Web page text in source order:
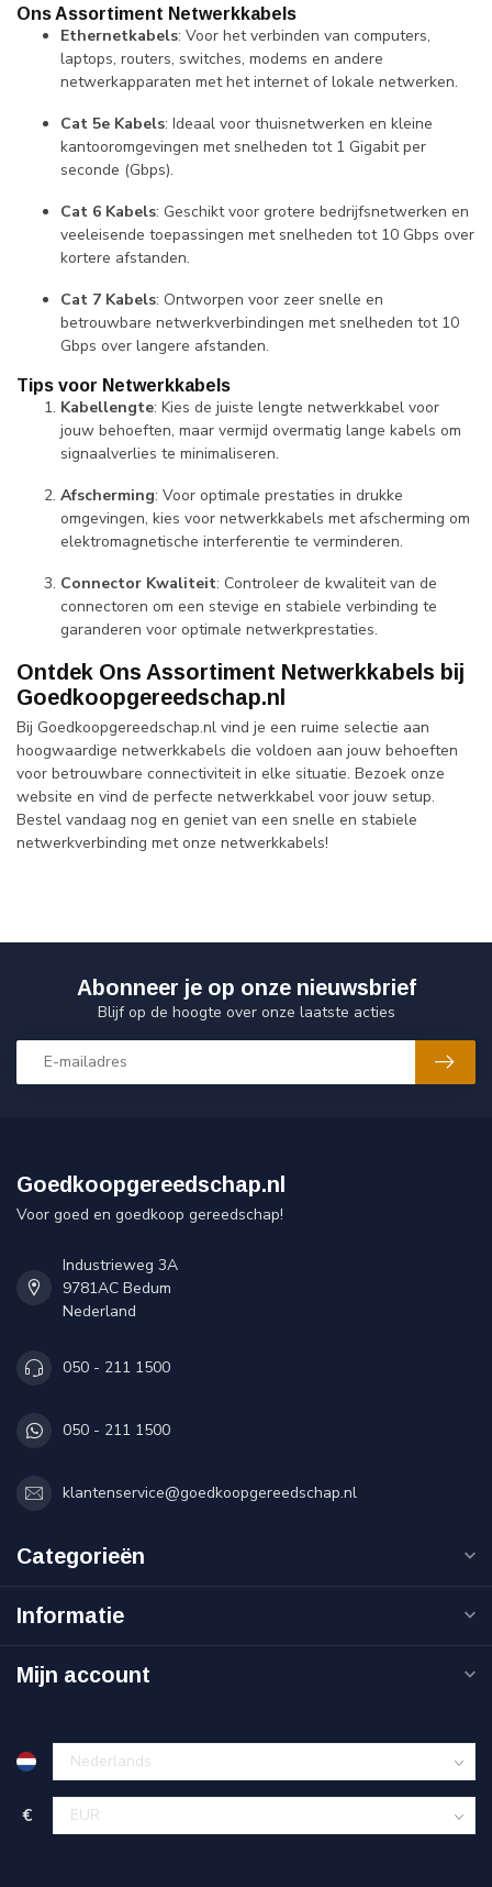
Ons Assortiment Netwerkkabels
Ethernetkabels: Voor het verbinden van computers,
laptops, routers, switches, modems en andere
netwerkapparaten met het internet of lokale netwerken.
Cat 5e Kabels: Ideaal voor thuisnetwerken en kleine
kantooromgevingen met snelheden tot 1 Gigabit per
seconde (Gbps).
Cat 6 Kabels: Geschikt voor grotere bedrijfsnetwerken en
veeleisende toepassingen met snelheden tot 10 Gbps over
kortere afstanden.
Cat 7 Kabels: Ontworpen voor zeer snelle en
betrouwbare netwerkverbindingen met snelheden tot 10
Gbps over langere afstanden.
Tips voor Netwerkkabels
Kabellengte: Kies de juiste lengte netwerkkabel voor
jouw behoeften, maar vermijd overmatig lange kabels om
signaalverlies te minimaliseren.
Afscherming: Voor optimale prestaties in drukke
omgevingen, kies voor netwerkkabels met afscherming om
elektromagnetische interferentie te verminderen.
Connector Kwaliteit: Controleer de kwaliteit van de
connectoren om een stevige en stabiele verbinding te
garanderen voor optimale netwerkprestaties.
Ontdek Ons Assortiment Netwerkkabels bij
Goedkoopgereedschap.nl
Bij Goedkoopgereedschap.nl vind je een ruime selectie aan
hoogwaardige netwerkkabels die voldoen aan jouw behoeften
voor betrouwbare connectiviteit in elke situatie. Bezoek onze
website en vind de perfecte netwerkkabel voor jouw setup.
Bestel vandaag nog en geniet van een snelle en stabiele
netwerkverbinding met onze netwerkkabels!
Abonneer je op onze nieuwsbrief
Blijf op de hoogte over onze laatste acties
Goedkoopgereedschap.nl
Voor goed en goedkoop gereedschap!
Industrieweg 3A
9781AC Bedum
Nederland
050 - 211 1500
050 - 211 1500
klantenservice@goedkoopgereedschap.nl
Categorieën
Informatie
Mijn account
€